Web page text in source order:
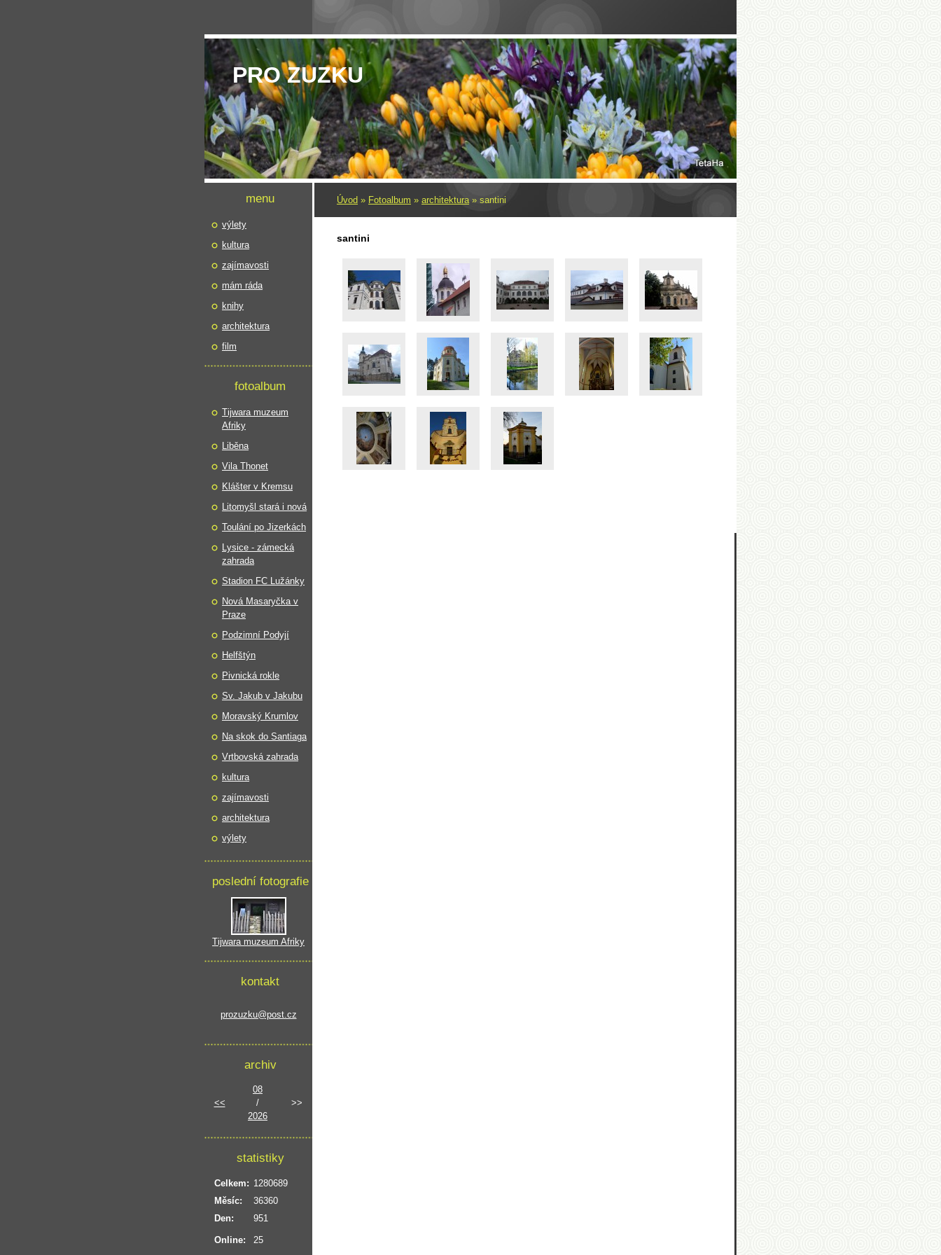
PRO ZUZKU
Úvod » Fotoalbum » architektura» santini
santini
menu
výlety
kultura
zajímavosti
mám ráda
knihy
architektura
film
fotoalbum
Tijwara muzeum
Afriky
Liběna
Vila Thonet
Klášter v Kremsu
Litomyšl stará i nová
Toulání po Jizerkách
Lysice - zámecká
zahrada
Stadion FC Lužánky
Nová Masaryčka v
Praze
Podzimní Podyjí
Helfštýn
Pivnická rokle
Sv. Jakub v Jakubu
Moravský Krumlov
Na skok do Santiaga
Vrtbovská zahrada
kultura
zajímavosti
architektura
výlety
poslední fotografie
Tijwara muzeum Afriky
kontakt
prozuzku@post.cz
archiv
<<
08
/
2026
>>
statistiky
Online: 25
Celkem: 1280689
Měsíc:
36360
Den:
951